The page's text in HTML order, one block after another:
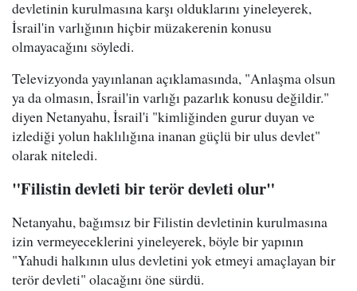
devletinin kurulmasına karşı olduklarını yineleyerek,
İsrail'in varlığının hiçbir müzakerenin konusu
olmayacağını söyledi.
Televizyonda yayınlanan açıklamasında, "Anlaşma olsun
ya da olmasın, İsrail'in varlığı pazarlık konusu değildir."
diyen Netanyahu, İsrail'i "kimliğinden gurur duyan ve
izlediği yolun haklılığına inanan güçlü bir ulus devlet"
olarak niteledi.
"Filistin devleti bir terör devleti olur"
Netanyahu, bağımsız bir Filistin devletinin kurulmasına
izin vermeyeceklerini yineleyerek, böyle bir yapının
"Yahudi halkının ulus devletini yok etmeyi amaçlayan bir
terör devleti" olacağını öne sürdü.